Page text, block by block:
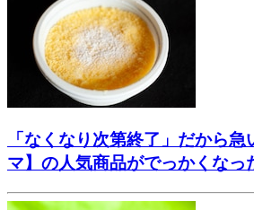
「なくなり次第終了」だから急
マ】の人気商品がでっかくなっ